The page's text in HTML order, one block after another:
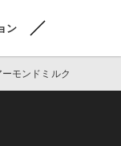
ン
ーモンドミルク